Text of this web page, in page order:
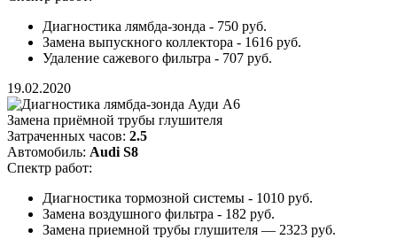
Диагностика лямбда-зонда - 750 руб.
Замена выпускного коллектора - 1616 руб.
Удаление сажевого фильтра - 707 руб.
19.02.2020
Замена приёмной трубы глушителя
Затраченных часов: 2.5
Автомобиль: Audi S8
Спектр работ:
Диагностика тормозной системы - 1010 руб.
Замена воздушного фильтра - 182 руб.
Замена приемной трубы глушителя — 2323 руб.